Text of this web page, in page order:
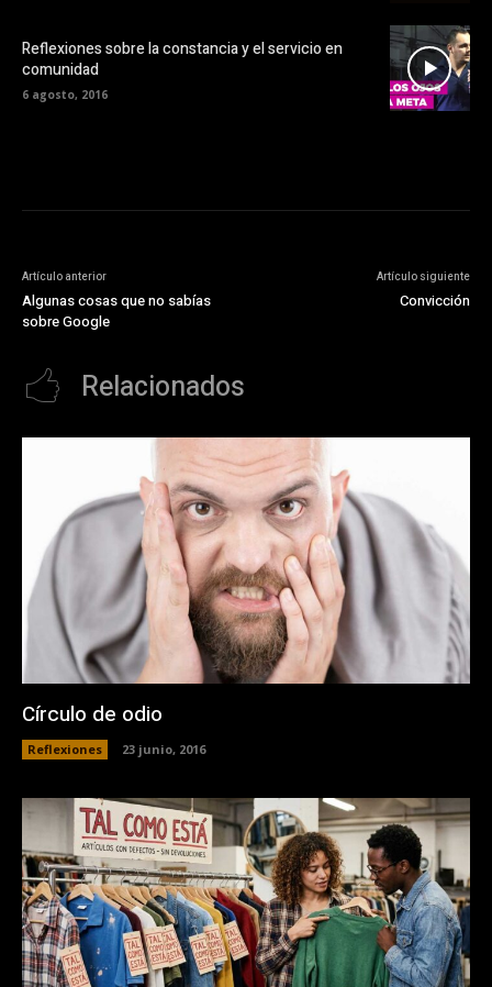
Reflexiones sobre la constancia y el servicio en
comunidad
6 agosto, 2016
Artículo anterior
Algunas cosas que no sabías
sobre Google
Artículo siguiente
Convicción
Relacionados
Círculo de odio
Reflexiones 23 junio, 2016